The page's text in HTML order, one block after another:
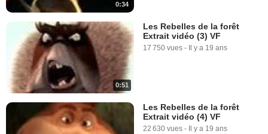
0:34
0:51
Les Rebelles de la forêt
Extrait vidéo (3) VF
17 750 vues - Il y a 19 ans
Les Rebelles de la forêt
Extrait vidéo (4) VF
22 630 vues - Il y a 19 ans